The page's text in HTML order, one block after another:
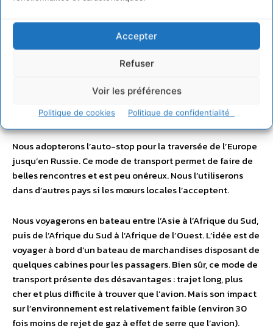
Accepter
Refuser
Voir les préférences
Politique de cookies Politique de confidentialité
Pour aller d’une étape à une autre, nous choisirons les
moyens de transport locaux en nous attachant à limiter
notre impact sur l’environnement. L’idée est d’utiliser dans
la mesure du possible des moyens de transports non créés
pour des touristes, et qui auraient fonctionnés de toute
façon si nous n’avions pas été présents au moment où
nous les prendrons.
Nous adopterons l’auto-stop pour la traversée de l’Europe
jusqu’en Russie. Ce mode de transport permet de faire de
belles rencontres et est peu onéreux. Nous l’utiliserons
dans d’autres pays si les mœurs locales l’acceptent.
Nous voyagerons en bateau entre l’Asie à l’Afrique du Sud,
puis de l’Afrique du Sud à l’Afrique de l’Ouest. L’idée est de
voyager à bord d’un bateau de marchandises disposant de
quelques cabines pour les passagers. Bien sûr, ce mode de
transport présente des désavantages : trajet long, plus
cher et plus difficile à trouver que l’avion. Mais son impact
sur l’environnement est relativement faible (environ 30
fois moins de rejet de gaz à effet de serre que l’avion).